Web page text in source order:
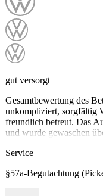
gut versorgt
Gesamtbewertung des
unkompliziert, sorgfältig
freundlich betreut. Das
und wurde gewaschen
Service
§57a-Begutachtung